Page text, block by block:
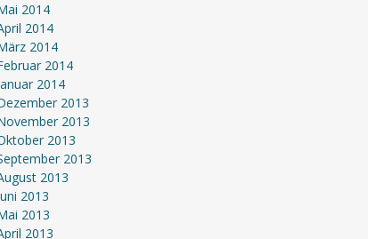
2014
2014
2014
2014
2014
2013
2013
2013
2013
2013
2013
2013
2013